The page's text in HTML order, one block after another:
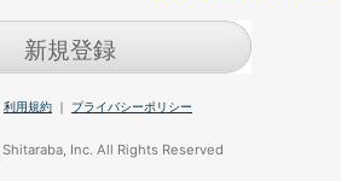
新規登録
利用規約 ｜ プライバシーポリシー
Inc. All Rights Reserved